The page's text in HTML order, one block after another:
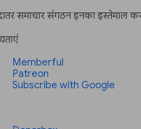
समाचार संगठन इनका इस्तेमाल
Memberful
Patreon
Subscribe with Google